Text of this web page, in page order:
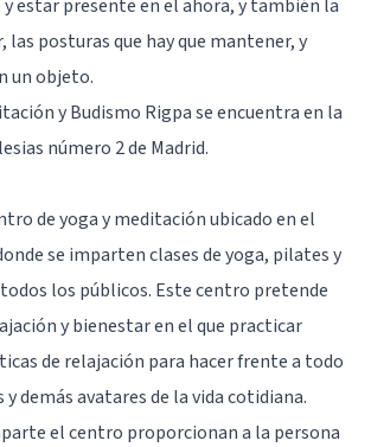
estar presente en el ahora, y también la
las posturas que hay que mantener, y
un objeto.
y Budismo Rigpa se encuentra en la
número 2 de Madrid.
de yoga y meditación ubicado en el
se imparten clases de yoga, pilates y
los públicos. Este centro pretende
y bienestar en el que practicar
de relajación para hacer frente a todo
demás avatares de la vida cotidiana.
el centro proporcionan a la persona